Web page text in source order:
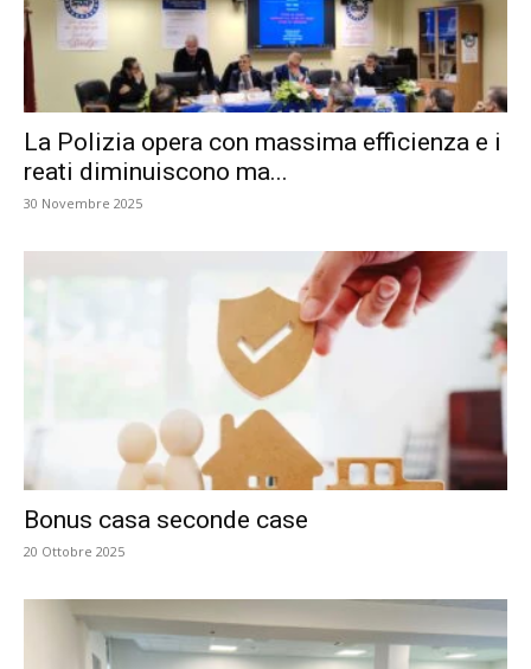
La Polizia opera con massima efficienza e i
reati diminuiscono ma...
30 Novembre 2025
Bonus casa seconde case
20 Ottobre 2025